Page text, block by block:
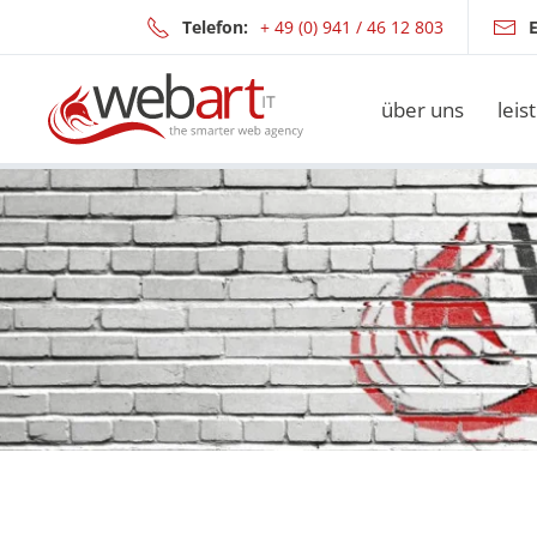
Zum Hauptinhalt springen
Telefon: + 49 (0) 941 / 46 12 803
über uns